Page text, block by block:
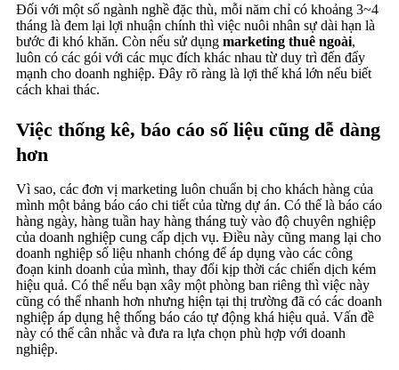
Đối với một số ngành nghề đặc thù, mỗi năm chỉ có khoảng 3~4
tháng là đem lại lợi nhuận chính thì việc nuôi nhân sự dài hạn là
bước đi khó khăn. Còn nếu sử dụng marketing thuê ngoài,
luôn có các gói với các mục đích khác nhau từ duy trì đến đẩy
mạnh cho doanh nghiệp. Đây rõ ràng là lợi thế khá lớn nếu biết
cách khai thác.
Việc thống kê, báo cáo số liệu cũng dễ dàng
hơn
Vì sao, các đơn vị marketing luôn chuẩn bị cho khách hàng của
mình một bảng báo cáo chi tiết của từng dự án. Có thể là báo cáo
hàng ngày, hàng tuần hay hàng tháng tuỳ vào độ chuyên nghiệp
của doanh nghiệp cung cấp dịch vụ. Điều này cũng mang lại cho
doanh nghiệp số liệu nhanh chóng để áp dụng vào các công
đoạn kinh doanh của mình, thay đổi kịp thời các chiến dịch kém
hiệu quả. Có thể nếu bạn xây một phòng ban riêng thì việc này
cũng có thể nhanh hơn nhưng hiện tại thị trường đã có các doanh
nghiệp áp dụng hệ thống báo cáo tự động khá hiệu quả. Vấn đề
này có thể cân nhắc và đưa ra lựa chọn phù hợp với doanh
nghiệp.